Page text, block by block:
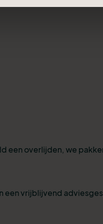
een overlijden, we
een vrijblijvend